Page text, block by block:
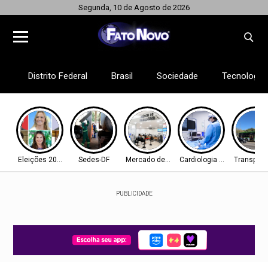
Segunda, 10 de Agosto de 2026
Distrito Federal Brasil Sociedade Tecnologia
Eleições 2026 Sedes-DF Mercado de TrabalhoCardiologia de Ponta
PUBLICIDADE